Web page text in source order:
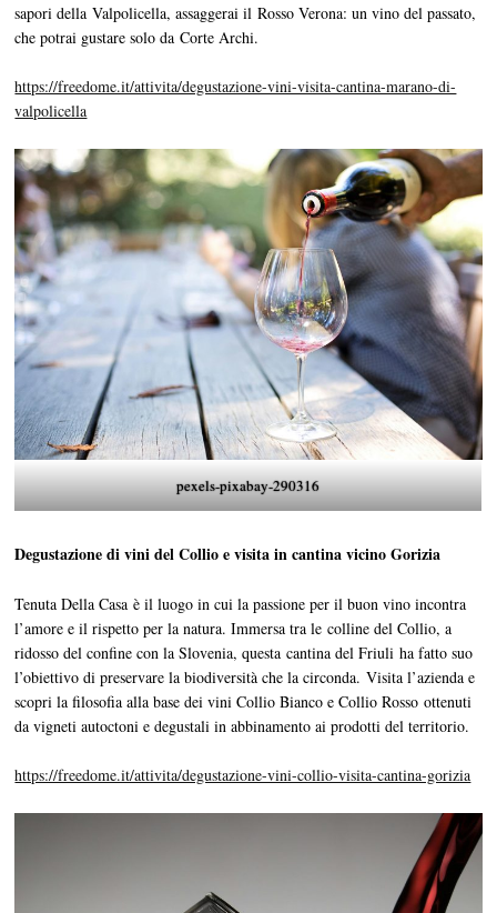
sapori della Valpolicella, assaggerai il Rosso Verona: un vino del passato,
che potrai gustare solo da Corte Archi.
https://freedome.it/attivita/degustazione-vini-visita-cantina-marano-di-
valpolicella
pexels-pixabay-290316
Degustazione di vini del Collio e visita in cantina vicino Gorizia
Tenuta Della Casa è il luogo in cui la passione per il buon vino incontra
l’amore e il rispetto per la natura. Immersa tra le colline del Collio, a
ridosso del confine con la Slovenia, questa cantina del Friuli ha fatto suo
l’obiettivo di preservare la biodiversità che la circonda. Visita l’azienda e
scopri la filosofia alla base dei vini Collio Bianco e Collio Rosso ottenuti
da vigneti autoctoni e degustali in abbinamento ai prodotti del territorio.
https://freedome.it/attivita/degustazione-vini-collio-visita-cantina-gorizia